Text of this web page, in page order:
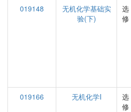
019148
无机化学基础实
验(下)
选
修
019166
无机化学I
选
修